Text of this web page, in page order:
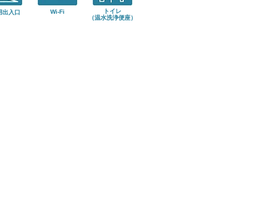
出入口 Wi-Fi
トイレ
​（温水洗浄便座）